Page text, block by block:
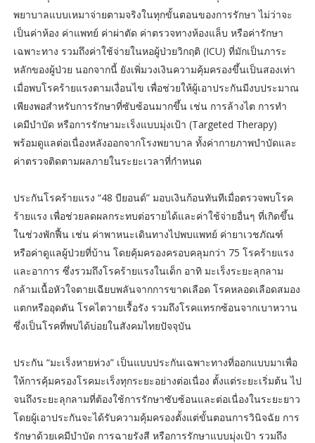
พยาบาลแบบเหมาจ่ายตามจริงในทุกขั้นตอนของการรักษา ไม่ว่าจะ
เป็นค่าห้อง ค่าแพทย์ ค่าผ่าตัด ค่าตรวจทางห้องแล็บ หรือค่ารักษา
เฉพาะทาง รวมถึงค่าใช้จ่ายในหอผู้ป่วยวิกฤติ (ICU) ที่มักเป็นภาระ
หลักของผู้ป่วย นอกจากนี้ ยังเพิ่มวงเงินความคุ้มครองขึ้นเป็นสองเท่า
เมื่อพบโรคร้ายแรงตามเงื่อนไข เพื่อช่วยให้ผู้เอาประกันมีงบประมาณ
เพียงพอสำหรับการรักษาที่ซับซ้อนมากขึ้น เช่น การล้างไต การทำ
เคมีบำบัด หรือการรักษามะเร็งแบบมุ่งเป้า (Targeted Therapy)
พร้อมดูแลต่อเนื่องหลังออกจากโรงพยาบาล ทั้งค่ากายภาพบำบัดและ
ค่าตรวจติดตามผลภายในระยะเวลาที่กำหนด
ประกันโรคร้ายแรง “48 บียอนด์” มอบเงินก้อนทันทีเมื่อตรวจพบโรค
ร้ายแรง เพื่อช่วยลดผลกระทบต่อรายได้และค่าใช้จ่ายอื่นๆ ที่เกิดขึ้น
ในช่วงพักฟื้น เช่น ค่าพาหนะเดินทางไปพบแพทย์ ค่ายาเวชภัณฑ์
หรือค่าดูแลผู้ป่วยที่บ้าน โดยคุ้มครองครอบคลุมกว่า 75 โรคร้ายแรง
และอาการ ซึ่งรวมถึงโรคร้ายแรงในเด็ก อาทิ มะเร็งระยะลุกลาม
กล้ามเนื้อหัวใจตายเฉียบพลันจากการขาดเลือด โรคหลอดเลือดสมอง
แตกหรืออุดตัน โรคไตวายเรื้อรัง รวมถึงโรคแทรกซ้อนจากเบาหวาน
ซึ่งเป็นโรคที่พบได้บ่อยในสังคมไทยปัจจุบัน
ประกัน “มะเร็งหายห่วง” เป็นแบบประกันเฉพาะทางที่ออกแบบมาเพื่อ
ให้การคุ้มครองโรคมะเร็งทุกระยะอย่างต่อเนื่อง ตั้งแต่ระยะเริ่มต้น ไป
จนถึงระยะลุกลามที่ต้องใช้การรักษาซับซ้อนและต่อเนื่องในระยะยาว
โดยผู้เอาประกันจะได้รับความคุ้มครองตั้งแต่ขั้นตอนการวินิจฉัย การ
รักษาด้วยเคมีบำบัด การฉายรังสี หรือการรักษาแบบมุ่งเป้า รวมถึง